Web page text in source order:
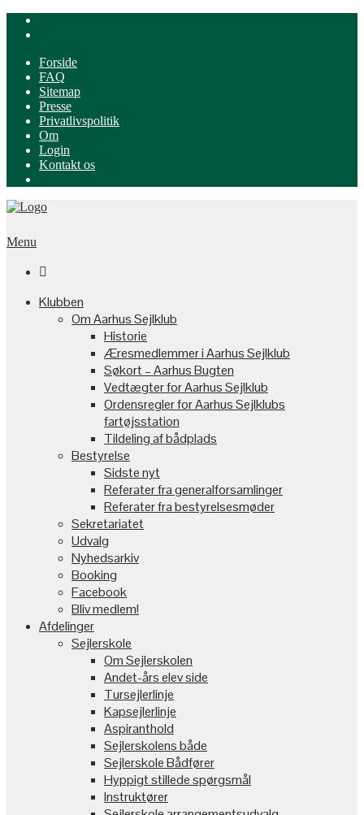
Forside
FAQ
Sitemap
Presse
Privatlivspolitik
Om
Login
Kontakt os
Menu

Klubben
Om Aarhus Sejlklub
Historie
Æresmedlemmer i Aarhus Sejlklub
Søkort – Aarhus Bugten
Vedtægter for Aarhus Sejlklub
Ordensregler for Aarhus Sejlklubs
fartøjsstation
Tildeling af bådplads
Bestyrelse
Sidste nyt
Referater fra generalforsamlinger
Referater fra bestyrelsesmøder
Sekretariatet
Udvalg
Nyhedsarkiv
Booking
Facebook
Bliv medlem!
Afdelinger
Sejlerskole
Om Sejlerskolen
Andet-års elev side
Tursejlerlinje
Kapsejlerlinje
Aspiranthold
Sejlerskolens både
Sejlerskole Bådfører
Hyppigt stillede spørgsmål
Instruktører